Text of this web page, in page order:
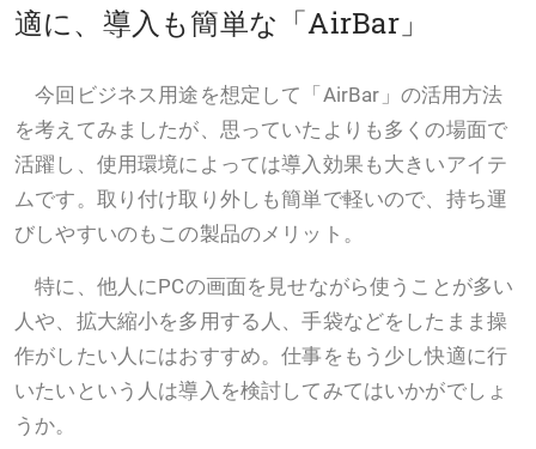
適に、導入も簡単な「AirBar」
今回ビジネス用途を想定して「AirBar」の活用方法
を考えてみましたが、思っていたよりも多くの場面で
活躍し、使用環境によっては導入効果も大きいアイテ
ムです。取り付け取り外しも簡単で軽いので、持ち運
びしやすいのもこの製品のメリット。
特に、他人にPCの画面を見せながら使うことが多い
人や、拡大縮小を多用する人、手袋などをしたまま操
作がしたい人にはおすすめ。仕事をもう少し快適に行
いたいという人は導入を検討してみてはいかがでしょ
うか。